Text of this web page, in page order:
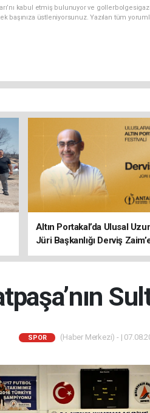
kabul etmiş bulunuyor ve
başınıza üstleniyorsunuz. Yazılan tüm
Altın Portakal’da Ulusal
Jüri Başkanlığı Derviş
SPOR (Haber Merkezi) - |